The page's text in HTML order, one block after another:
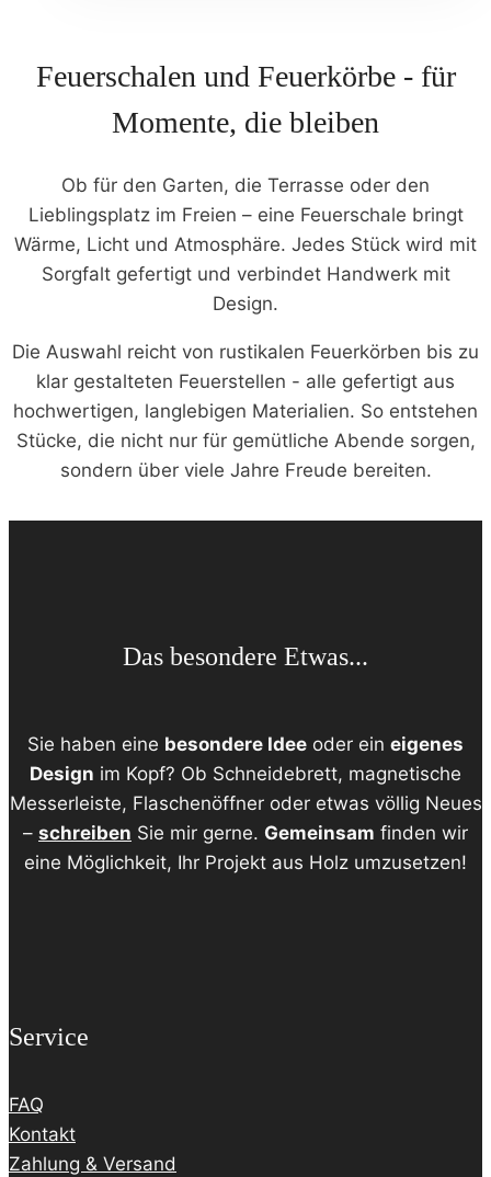
Feuerschalen und Feuerkörbe - für
Momente, die bleiben
Ob für den Garten, die Terrasse oder den
Lieblingsplatz im Freien – eine Feuerschale bringt
Wärme, Licht und Atmosphäre. Jedes Stück wird mit
Sorgfalt gefertigt und verbindet Handwerk mit
Design.
Die Auswahl reicht von rustikalen Feuerkörben bis zu
klar gestalteten Feuerstellen - alle gefertigt aus
hochwertigen, langlebigen Materialien. So entstehen
Stücke, die nicht nur für gemütliche Abende sorgen,
sondern über viele Jahre Freude bereiten.
Das besondere Etwas...
Sie haben eine besondere Idee oder ein eigenes
Design im Kopf? Ob Schneidebrett, magnetische
Messerleiste, Flaschenöffner oder etwas völlig Neues
– schreiben Sie mir gerne. Gemeinsam finden wir
eine Möglichkeit, Ihr Projekt aus Holz umzusetzen!
Service
FAQ
Kontakt
Zahlung & Versand